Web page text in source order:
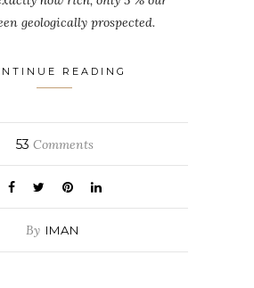
geologically prospected.
READING
53 Comments
By IMAN